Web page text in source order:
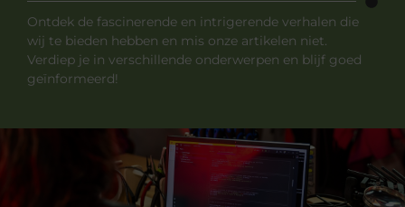
Ontdek de fascinerende en intrigerende verhalen die
wij te bieden hebben en mis onze artikelen niet.
Verdiep je in verschillende onderwerpen en blijf goed
geïnformeerd!